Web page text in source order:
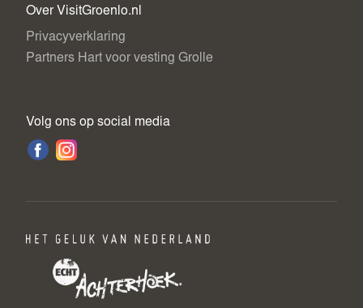
Over VisitGroenlo.nl
Privacyverklaring
Partners Hart voor vesting Grolle
Volg ons op social media